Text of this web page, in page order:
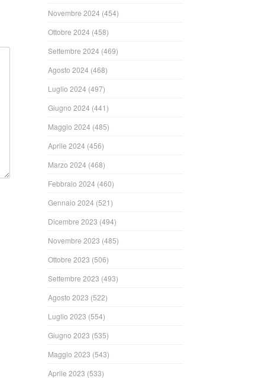
Novembre 2024 (454)
Ottobre 2024 (458)
Settembre 2024 (469)
Agosto 2024 (468)
Luglio 2024 (497)
Giugno 2024 (441)
Maggio 2024 (485)
Aprile 2024 (456)
Marzo 2024 (468)
Febbraio 2024 (460)
Gennaio 2024 (521)
Dicembre 2023 (494)
Novembre 2023 (485)
Ottobre 2023 (506)
Settembre 2023 (493)
Agosto 2023 (522)
Luglio 2023 (554)
Giugno 2023 (535)
Maggio 2023 (543)
Aprile 2023 (533)